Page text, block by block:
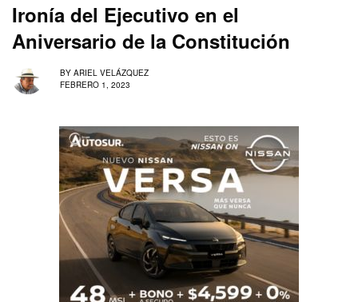
Ironía del Ejecutivo en el
Aniversario de la Constitución
BY ARIEL VELÁZQUEZ
FEBRERO 1, 2023